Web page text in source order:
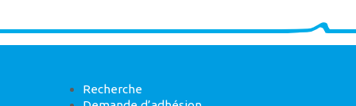
Recherche